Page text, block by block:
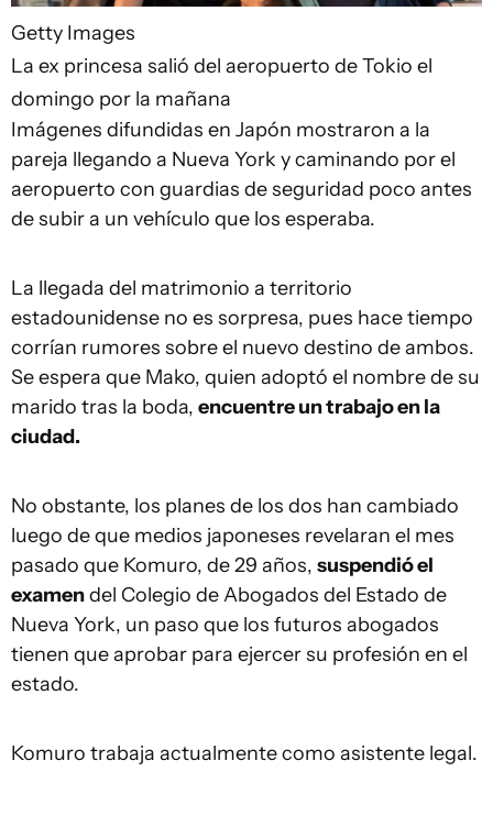
Getty Images
La ex princesa salió del aeropuerto de Tokio el
domingo por la mañana
Imágenes difundidas en Japón mostraron a la
pareja llegando a Nueva York y caminando por el
aeropuerto con guardias de seguridad poco antes
de subir a un vehículo que los esperaba.
La llegada del matrimonio a territorio
estadounidense no es sorpresa, pues hace tiempo
corrían rumores sobre el nuevo destino de ambos.
Se espera que Mako, quien adoptó el nombre de su
marido tras la boda, encuentre un trabajo en la
ciudad.
No obstante, los planes de los dos han cambiado
luego de que medios japoneses revelaran el mes
pasado que Komuro, de 29 años, suspendióel
examendel Colegio de Abogados del Estado de
Nueva York, un paso que los futuros abogados
tienen que aprobar para ejercer su profesión en el
estado.
Komuro trabaja actualmente como asistente legal.